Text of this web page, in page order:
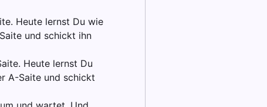
Heute lernst Du wie
und schickt ihn
Heute lernst Du
A-Saite und schickt